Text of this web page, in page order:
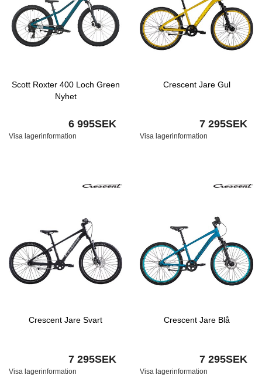
Scott Roxter 400 Loch Green
Nyhet
6 995SEK
Visa lagerinformation
Crescent Jare Gul
7 295SEK
Visa lagerinformation
Crescent Jare Svart
7 295SEK
Visa lagerinformation
Crescent Jare Blå
7 295SEK
Visa lagerinformation